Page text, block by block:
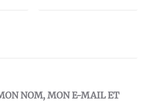
NOM, MON E-MAIL ET